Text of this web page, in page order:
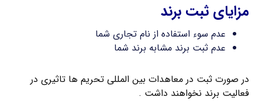
مزایای ثبت برند
عدم سوء استفاده از نام تجاری شما
عدم ثبت برند مشابه برند شما
در صورت ثبت در معاهدات بین المللی تحریم ها تاثیری در
فعالیت برند نخواهند داشت .